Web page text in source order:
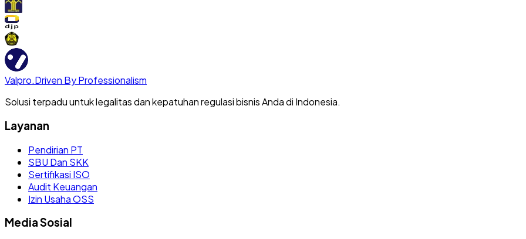
Valpro.Driven By Professionalism
Solusi terpadu untuk legalitas dan kepatuhan regulasi bisnis Anda di Indonesia.
Layanan
Pendirian PT
SBU Dan SKK
Sertifikasi ISO
Audit Keuangan
Izin Usaha OSS
Media Sosial